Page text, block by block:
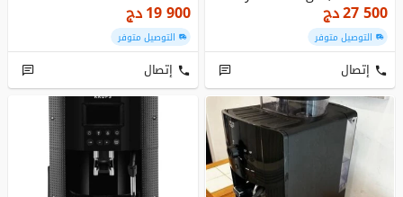
Avec ...
27 500دج
التوصيل متوفر
إتصال
NEO Blan...
19 900دج
التوصيل متوفر
إتصال